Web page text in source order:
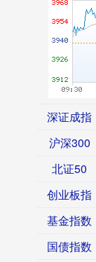
深证成指
沪深300
北证50
创业板指
基金指数
国债指数